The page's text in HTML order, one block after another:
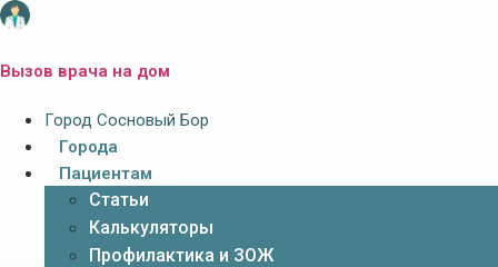
Вызов врача на дом
Город Сосновый Бор
Города
Пациентам
Статьи
Калькуляторы
Профилактика и ЗОЖ